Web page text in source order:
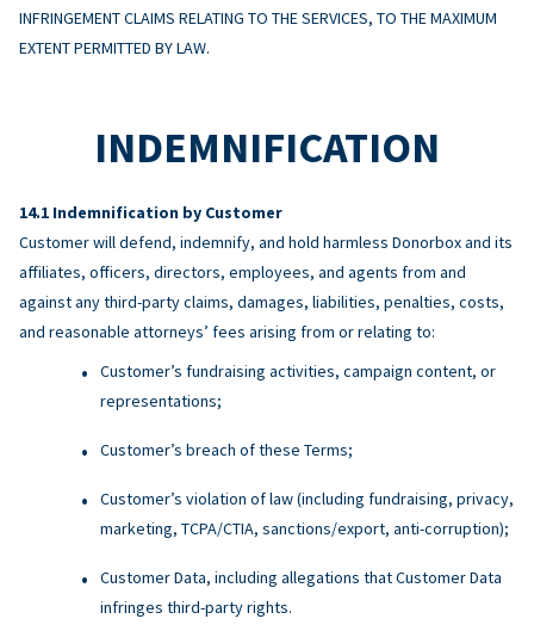
INFRINGEMENT CLAIMS RELATING TO THE SERVICES, TO THE MAXIMUM
EXTENT PERMITTED BY LAW.
INDEMNIFICATION
Indemnification by Customer
Customer will defend, indemnify, and hold harmless Donorbox and its
affiliates, officers, directors, employees, and agents from and
against any third-party claims, damages, liabilities, penalties, costs,
and reasonable attorneys’ fees arising from or relating to:
Customer’s fundraising activities, campaign content, or
representations;
Customer’s breach of these Terms;
Customer’s violation of law (including fundraising, privacy,
marketing, TCPA/CTIA, sanctions/export, anti-corruption);
Customer Data, including allegations that Customer Data
infringes third-party rights.